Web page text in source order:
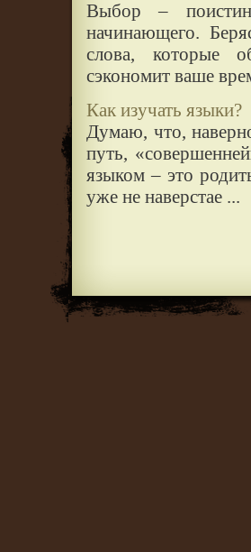
Выбор –
начинающего.
слова, которые
сэкономит ваше
Как изучать языки?
Думаю, что,
путь,
языком – это
уже не наверстае ...